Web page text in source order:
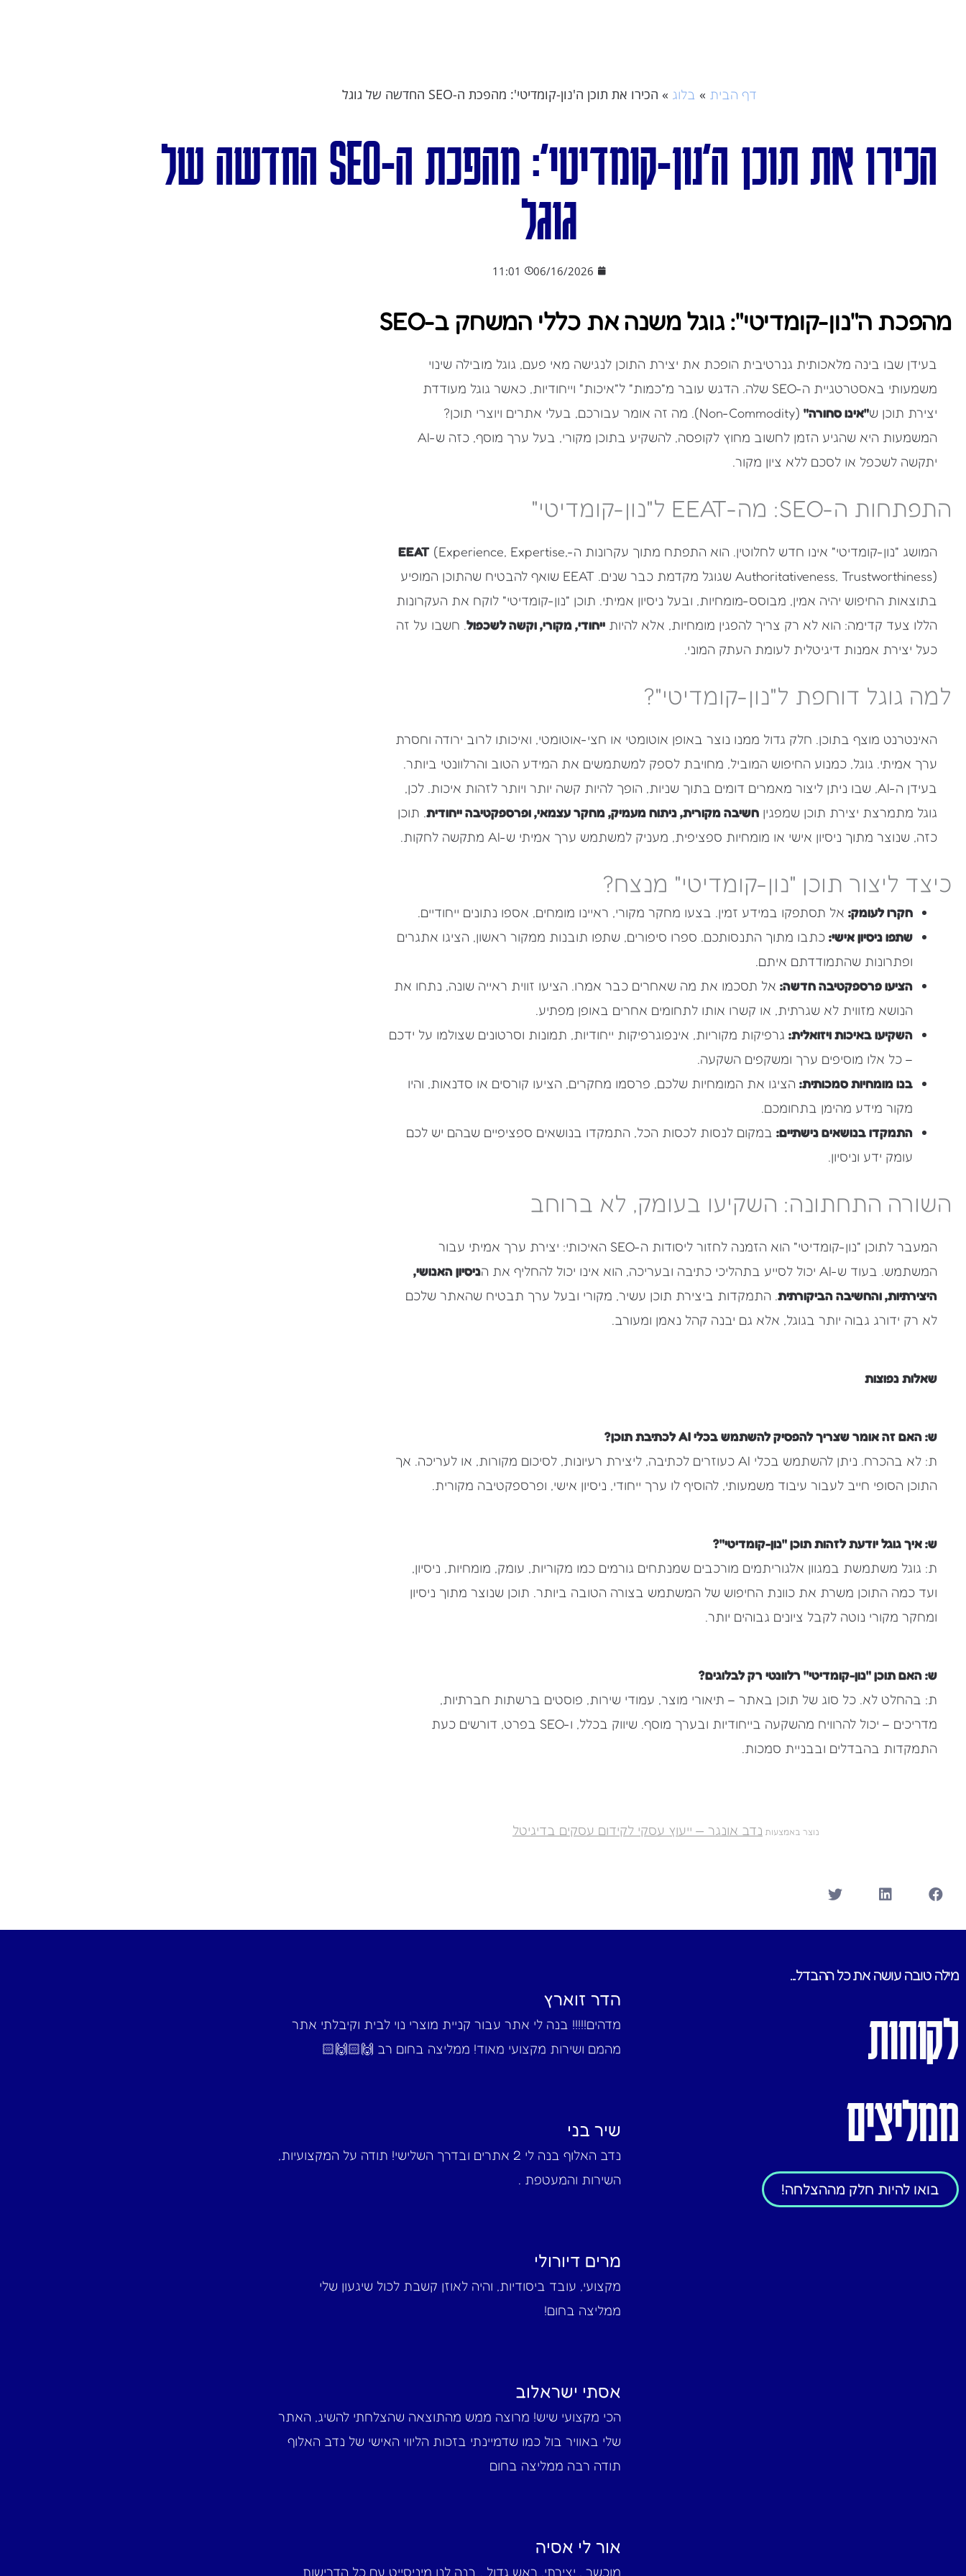
דף הבית » בלוג » הכירו את תוכן ה'נון-קומדיטי': מהפכת ה-SEO החדשה של גוגל
הכירו את תוכן ה'נון-קומדיטי': מהפכת ה-SEO החדשה של
גוגל
06/16/2026
11:01
מהפכת ה"נון-קומדיטי": גוגל משנה את כללי המשחק ב-SEO
בעידן שבו בינה מלאכותית גנרטיבית הופכת את יצירת התוכן לנגישה מאי פעם, גוגל מובילה שינוי
משמעותי באסטרטגיית ה-SEO שלה. הדגש עובר מ"כמות" ל"איכות" וייחודיות, כאשר גוגל מעודדת
יצירת תוכן ש"אינו סחורה"
(Non-Commodity). מה זה אומר עבורכם, בעלי אתרים ויוצרי תוכן?
המשמעות היא שהגיע הזמן לחשוב מחוץ לקופסה, להשקיע בתוכן מקורי, בעל ערך מוסף, כזה ש-AI
יתקשה לשכפל או לסכם ללא ציון מקור.
התפתחות ה-SEO: מה-EEAT ל"נון-קומדיטי"
המושג "נון-קומדיטי" אינו חדש לחלוטין. הוא התפתח מתוך עקרונות ה- EEAT (Experience, Expertise,
Authoritativeness, Trustworthiness) שגוגל מקדמת כבר שנים. EEAT שואף להבטיח שהתוכן המופיע
בתוצאות החיפוש יהיה אמין, מבוסס-מומחיות, ובעל ניסיון אמיתי. תוכן "נון-קומדיטי" לוקח את העקרונות
הללו צעד קדימה: הוא לא רק צריך להפגין מומחיות, אלא להיות ייחודי, מקורי, וקשה לשכפול . חשבו על זה
כעל יצירת אמנות דיגיטלית לעומת העתק המוני.
למה גוגל דוחפת ל"נון-קומדיטי"?
האינטרנט מוצף בתוכן. חלק גדול ממנו נוצר באופן אוטומטי או חצי-אוטומטי, ואיכותו לרוב ירודה וחסרת
ערך אמיתי. גוגל, כמנוע החיפוש המוביל, מחויבת לספק למשתמשים את המידע הטוב והרלוונטי ביותר.
בעידן ה-AI, שבו ניתן ליצור מאמרים דומים בתוך שניות, הופך להיות קשה יותר ויותר לזהות איכות. לכן,
גוגל מתמרצת יצירת תוכן שמפגין חשיבה מקורית, ניתוח מעמיק, מחקר עצמאי, ופרספקטיבה ייחודית . תוכן
כזה, שנוצר מתוך ניסיון אישי או מומחיות ספציפית, מעניק למשתמש ערך אמיתי ש-AI מתקשה לחקות.
כיצד ליצור תוכן "נון-קומדיטי" מנצח?
חקרו לעומק: אל תסתפקו במידע זמין. בצעו מחקר מקורי, ראיינו מומחים, אספו נתונים ייחודיים.
שתפו ניסיון אישי: כתבו מתוך התנסותכם. ספרו סיפורים, שתפו תובנות ממקור ראשון, הציגו אתגרים
ופתרונות שהתמודדתם איתם.
הציעו פרספקטיבה חדשה: אל תסכמו את מה שאחרים כבר אמרו. הציעו זווית ראייה שונה, נתחו את
הנושא מזווית לא שגרתית, או קשרו אותו לתחומים אחרים באופן מפתיע.
השקיעו באיכות ויזואלית: גרפיקות מקוריות, אינפוגרפיקות ייחודיות, תמונות וסרטונים שצולמו על ידכם
– כל אלו מוסיפים ערך ומשקפים השקעה.
בנו מומחיות סמכותית: הציגו את המומחיות שלכם, פרסמו מחקרים, הציעו קורסים או סדנאות, והיו
מקור מידע מהימן בתחומכם.
התמקדו בנושאים נישתיים: במקום לנסות לכסות הכל, התמקדו בנושאים ספציפיים שבהם יש לכם
עומק ידע וניסיון.
השורה התחתונה: השקיעו בעומק, לא ברוחב
המעבר לתוכן "נון-קומדיטי" הוא הזמנה לחזור ליסודות ה-SEO האיכותי: יצירת ערך אמיתי עבור
המשתמש. בעוד ש-AI יכול לסייע בתהליכי כתיבה ובעריכה, הוא אינו יכול להחליף את ה
ניסיון האנושי,
היצירתיות, והחשיבה הביקורתית . התמקדות ביצירת תוכן עשיר, מקורי ובעל ערך תבטיח שהאתר שלכם
לא רק ידורג גבוה יותר בגוגל, אלא גם יבנה קהל נאמן ומעורב.
שאלות נפוצות
ש: האם זה אומר שצריך להפסיק להשתמש בכלי AI לכתיבת תוכן?
ת: לא בהכרח. ניתן להשתמש בכלי AI כעוזרים לכתיבה, ליצירת רעיונות, לסיכום מקורות, או לעריכה. אך
התוכן הסופי חייב לעבור עיבוד משמעותי, להוסיף לו ערך ייחודי, ניסיון אישי, ופרספקטיבה מקורית.
ש: איך גוגל יודעת לזהות תוכן "נון-קומדיטי"?
ת: גוגל משתמשת במגוון אלגוריתמים מורכבים שמנתחים גורמים כמו מקוריות, עומק, מומחיות, ניסיון,
ועד כמה התוכן משרת את כוונת החיפוש של המשתמש בצורה הטובה ביותר. תוכן שנוצר מתוך ניסיון
ומחקר מקורי נוטה לקבל ציונים גבוהים יותר.
ש: האם תוכן "נון-קומדיטי" רלוונטי רק לבלוגים?
ת: בהחלט לא. כל סוג של תוכן באתר – תיאורי מוצר, עמודי שירות, פוסטים ברשתות חברתיות,
מדריכים – יכול להרוויח מהשקעה בייחודיות ובערך מוסף. שיווק בכלל, ו-SEO בפרט, דורשים כעת
התמקדות בהבדלים ובבניית סמכות.
נוצר באמצעות נדב אונגר — ייעוץ עסקי לקידום עסקים בדיגיטל
מילה טובה עושה את כל ההבדל...
לקוחות
ממליצים
בואו להיות חלק מההצלחה!
הדר זוארץ
מדהים!!!!! בנה לי אתר עבור קניית מוצרי נוי לבית וקיבלתי אתר
מהמם ושירות מקצועי מאוד! ממליצה בחום רב 🙌🏻🙌🏻‎
שיר בני
נדב האלוף בנה לי 2 אתרים ובדרך השלישי! תודה על המקצועיות,
השירות והמעטפת .‎
מרים דיורולי
מקצועי, עובד ביסודיות, והיה לאוזן קשבת לכול שיגעון שלי
ממליצה בחום!‎
אסתי ישראלוב
הכי מקצועי שיש! מרוצה ממש מהתוצאה שהצלחתי להשיג, האתר
שלי באוויר בול כמו שדמיינתי בזכות הליווי האישי של נדב האלוף
תודה רבה ממליצה בחום‎
אור לי אסיה
מוכשר , יצירתי, ראש גדול . בנה לנו מיניסייט עם כל הדרישות